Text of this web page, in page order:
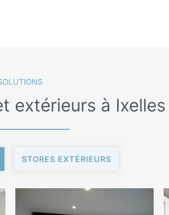
extérieurs à Ixelles
STORES EXTÉRIEURS